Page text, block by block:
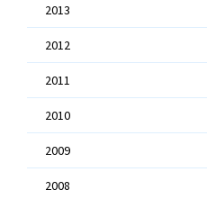
2013
2012
2011
2010
2009
2008